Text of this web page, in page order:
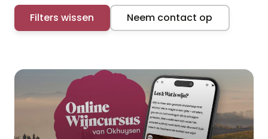
Filters wissen Neem contact op